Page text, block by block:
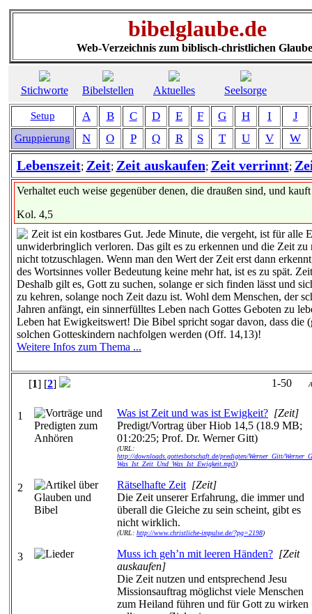
bibelglaube.de
Web-Verzeichnis zum biblisch-christlichen
Stichworte Bibelstellen Aktuelles Seelsorge
Setup A B C D E F G H I J
Gruppierung N O P Q R S T U V W
Lebenszeit; Zeit; Zeit auskaufen; Zeit verrinnt;
Verhaltet euch weise gegenüber denen, die draußen sind, und
Kol. 4,5
Zeit ist ein kostbares Gut. Jede Minute, die vergeht, ist für alle
unwiderbringlich verloren. Das gilt es zu erkennen und die Zeit zu
nicht totzuschlagen. Wenn man den Wert der Zeit erst dann
des Wortsinnes voller Bedeutung keine mehr hat, ist es zu spät.
Deshalb gilt es, Gott zu suchen, solange er sich finden lässt und
zu kehren, solange noch Zeit dazu ist. Wohl dem Menschen, der
Jahren anfängt, ein sinnerfülltes Leben nach Gottes Geboten zu
Leben hat Ewigkeitswert! Die Bibel spricht sogar davon, dass die
solchen Gotteskindern nachfolgen werden (Off. 14,13)!
Weitere Infos zum Thema ...
[1] [2] 1-50
1 Was ist Zeit und was ist Ewigkeit? [Zeit]
Predigt/Vortrag über Hiob 14,5 (18.9 MB;
01:20:25; Prof. Dr. Werner Gitt)
(URL:
http://downloads.gottesbotschaft.de/predigten/Werner_Gitt/
Was_Ist_Zeit_Und_Was_Ist_Ewigkeit.mp3)
2 Rätselhafte Zeit [Zeit]
Die Zeit unserer Erfahrung, die immer und
überall die Gleiche zu sein scheint, gibt es
nicht wirklich.
(URL: http://www.christliche-impulse.de/?pg=2198)
3 Muss ich geh’n mit leeren Händen? [Zeit
auskaufen]
Die Zeit nutzen und entsprechend Jesu
Missionsauftrag möglichst viele Menschen
zum Heiland führen und für Gott zu wirken